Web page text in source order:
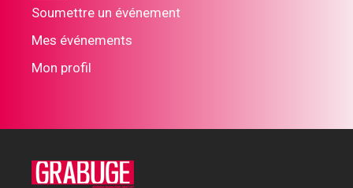
Soumettre un événement
Mes événements
Mon profil